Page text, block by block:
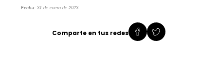
Fecha: 31 de enero de 2023
Comparte en tus redes